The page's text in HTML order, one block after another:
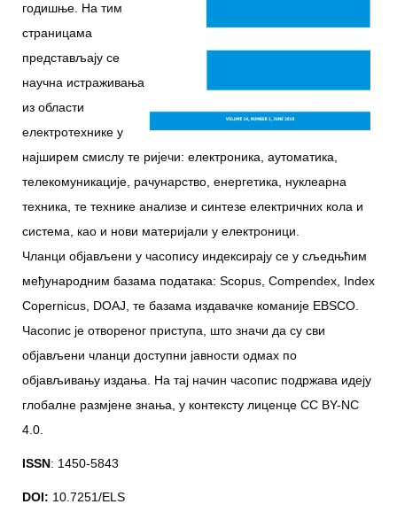
годишње. На тим
страницама
представљају се
научна истраживања
из области
електротехнике у
најширем смислу те ријечи: електроника, аутоматика,
телекомуникације, рачунарство, енергетика, нуклеарна
техника, те технике анализе и синтезе електричних кола и
система, као и нови материјали у електроници.
Чланци објављени у часопису индексирају се у сљедњћим
међународним базама података: Scopus, Compendex, Index
Copernicus, DOAJ, те базама издавачке команије EBSCO.
Часопис је отвореног приступа, што значи да су сви
објављени чланци доступни јавности одмах по
објављивању издања. На тај начин часопис подржава идеју
глобалне размјене знања, у контексту лиценце CC BY-NC
4.0.
ISSN: 1450-5843
DOI: 10.7251/ELS